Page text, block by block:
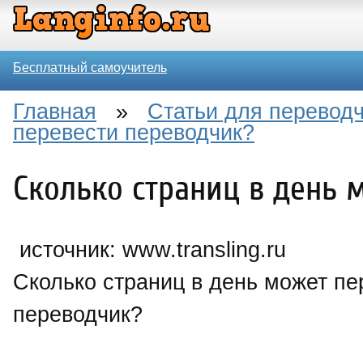
Бесплатный самоучитель
Главная » Статьи для
перевести переводчик?
Сколько страниц в день
источник: www.transling.ru
Сколько страниц в день может
переводчик?